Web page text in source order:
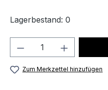
Lagerbestand: 0
Produkt Anzahl:
Zum Merkzettel hinzufügen